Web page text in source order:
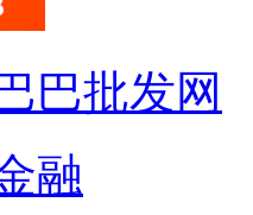
巴批发网
融